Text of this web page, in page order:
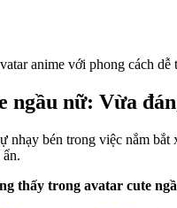
anime với phong cách
ngầu nữ: Vừa
nhạy bén trong việc nắm
thấy trong avatar cute